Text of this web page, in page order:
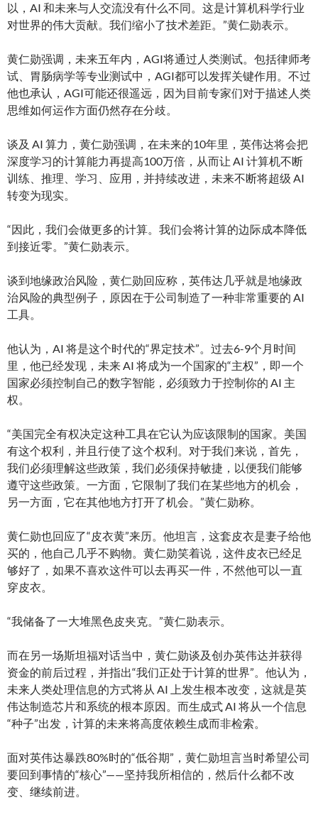
以，AI 和未来与人交流没有什么不同。这是计算机科学行业
对世界的伟大贡献。我们缩小了技术差距。”黄仁勋表示。
黄仁勋强调，未来五年内，AGI将通过人类测试。包括律师考
试、胃肠病学等专业测试中，AGI都可以发挥关键作用。不过
他也承认，AGI可能还很遥远，因为目前专家们对于描述人类
思维如何运作方面仍然存在分歧。
谈及 AI 算力，黄仁勋强调，在未来的10年里，英伟达将会把
深度学习的计算能力再提高100万倍，从而让 AI 计算机不断
训练、推理、学习、应用，并持续改进，未来不断将超级 AI
转变为现实。
“因此，我们会做更多的计算。我们会将计算的边际成本降低
到接近零。”黄仁勋表示。
谈到地缘政治风险，黄仁勋回应称，英伟达几乎就是地缘政
治风险的典型例子，原因在于公司制造了一种非常重要的 AI
工具。
他认为，AI 将是这个时代的“界定技术”。过去6-9个月时间
里，他已经发现，未来 AI 将成为一个国家的“主权”，即一个
国家必须控制自己的数字智能，必须致力于控制你的 AI 主
权。
“美国完全有权决定这种工具在它认为应该限制的国家。美国
有这个权利，并且行使了这个权利。对于我们来说，首先，
我们必须理解这些政策，我们必须保持敏捷，以便我们能够
遵守这些政策。一方面，它限制了我们在某些地方的机会，
另一方面，它在其他地方打开了机会。”黄仁勋称。
黄仁勋也回应了“皮衣黄”来历。他坦言，这套皮衣是妻子给他
买的，他自己几乎不购物。黄仁勋笑着说，这件皮衣已经足
够好了，如果不喜欢这件可以去再买一件，不然他可以一直
穿皮衣。
“我储备了一大堆黑色皮夹克。”黄仁勋表示。
而在另一场斯坦福对话当中，黄仁勋谈及创办英伟达并获得
资金的前后过程，并指出“我们正处于计算的世界”。他认为，
未来人类处理信息的方式将从 AI 上发生根本改变，这就是英
伟达制造芯片和系统的根本原因。而生成式 AI 将从一个信息
“种子”出发，计算的未来将高度依赖生成而非检索。
面对英伟达暴跌80%时的“低谷期”，黄仁勋坦言当时希望公司
要回到事情的“核心”——坚持我所相信的，然后什么都不改
变、继续前进。